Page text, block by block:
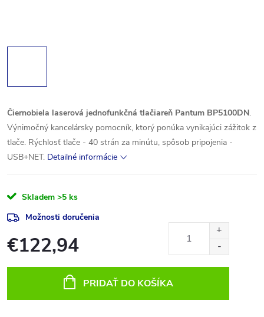
Čiernobiela laserová jednofunkčná tlačiareň Pantum BP5100DN.
Výnimočný kancelársky pomocník, ktorý ponúka vynikajúci zážitok z
tlače. Rýchlosť tlače - 40 strán za minútu, spôsob pripojenia -
USB+NET. Detailné informácie
Skladem >5 ks
Možnosti doručenia
€122,94
PRIDAŤ DO KOŠÍKA